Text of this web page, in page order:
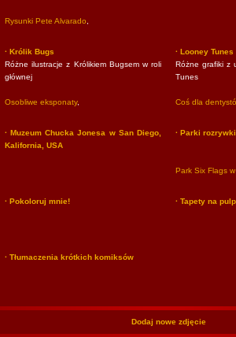
Rysunki Pete Alvarado
· Królik Bugs
Różne ilustracje z Królikiem Bugsem w roli
głównej
Osobliwe eksponaty,
· Looney Tunes
Różne grafiki z
Tunes
Coś dla
· Muzeum Chucka Jonesa w San Diego,
Kalifornia, USA
· Parki
Park Six Flags
· Pokoloruj mnie! · Tapety na
· Tłumaczenia krótkich komiksów
Dodaj nowe zdjęcie